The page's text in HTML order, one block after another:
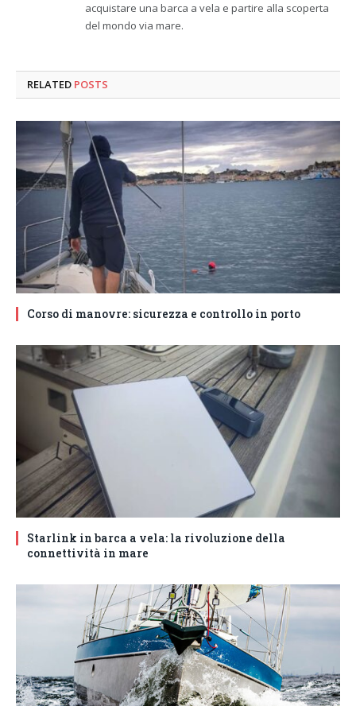
acquistare una barca a vela e partire alla scoperta
del mondo via mare.
RELATED POSTS
Corso di manovre: sicurezza e controllo in porto
Starlink in barca a vela: la rivoluzione della
connettività in mare